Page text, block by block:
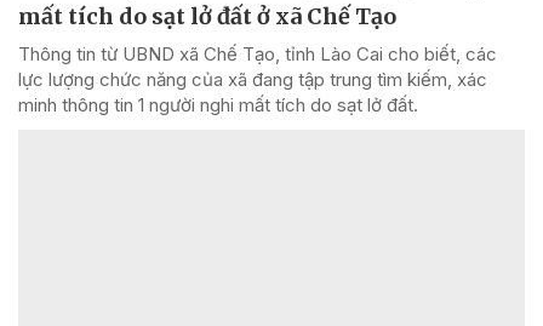
mất tích do sạt lở đất ở xã Chế Tạo
Thông tin từ UBND xã Chế Tạo, tỉnh Lào Cai cho biết, các
lực lượng chức năng của xã đang tập trung tìm kiếm, xác
minh thông tin 1 người nghi mất tích do sạt lở đất.